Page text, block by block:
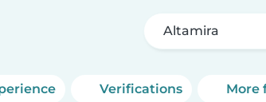
Altamira
Verifications More